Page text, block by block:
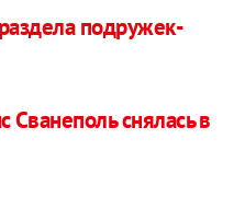
подружек-
Сванеполь снялась в